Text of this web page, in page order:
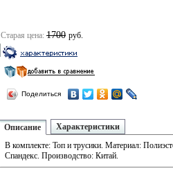
Старая цена: 1700 руб.
Поделиться
Описание
Характеристики
В комплекте: Топ и трусики. Материал:
Спандекс. Производство: Китай.